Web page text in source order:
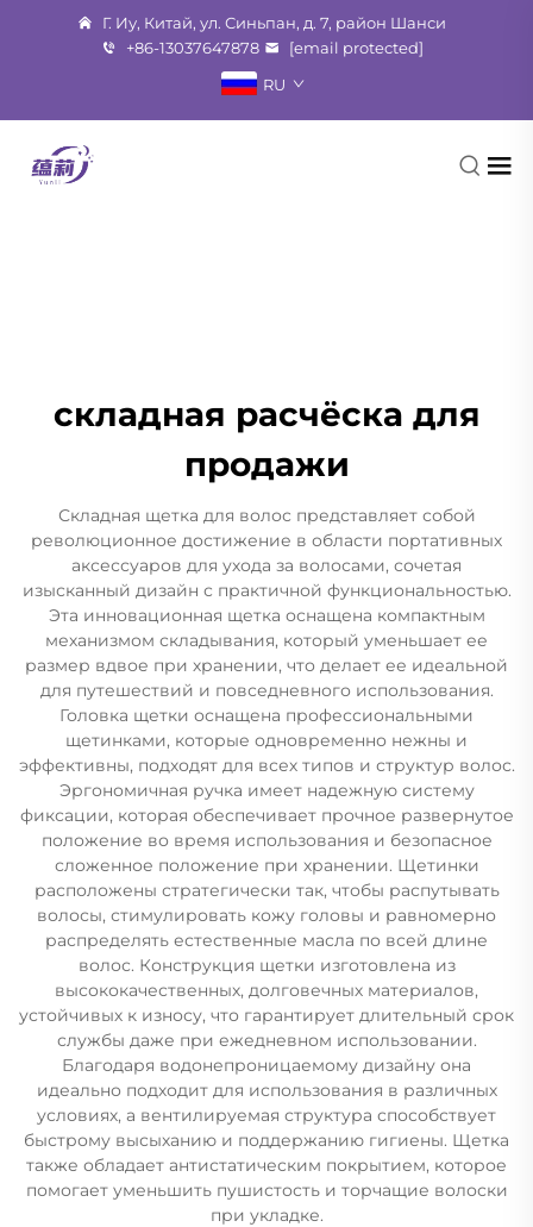
Г. Иу, Китай, ул. Синьпан, д. 7, район Шанси
+86-13037647878
[email protected]
RU
складная расчёска для
продажи
Складная щетка для волос представляет собой
революционное достижение в области портативных
аксессуаров для ухода за волосами, сочетая
изысканный дизайн с практичной функциональностью.
Эта инновационная щетка оснащена компактным
механизмом складывания, который уменьшает ее
размер вдвое при хранении, что делает ее идеальной
для путешествий и повседневного использования.
Головка щетки оснащена профессиональными
щетинками, которые одновременно нежны и
эффективны, подходят для всех типов и структур волос.
Эргономичная ручка имеет надежную систему
фиксации, которая обеспечивает прочное развернутое
положение во время использования и безопасное
сложенное положение при хранении. Щетинки
расположены стратегически так, чтобы распутывать
волосы, стимулировать кожу головы и равномерно
распределять естественные масла по всей длине
волос. Конструкция щетки изготовлена из
высококачественных, долговечных материалов,
устойчивых к износу, что гарантирует длительный срок
службы даже при ежедневном использовании.
Благодаря водонепроницаемому дизайну она
идеально подходит для использования в различных
условиях, а вентилируемая структура способствует
быстрому высыханию и поддержанию гигиены. Щетка
также обладает антистатическим покрытием, которое
помогает уменьшить пушистость и торчащие волоски
при укладке.